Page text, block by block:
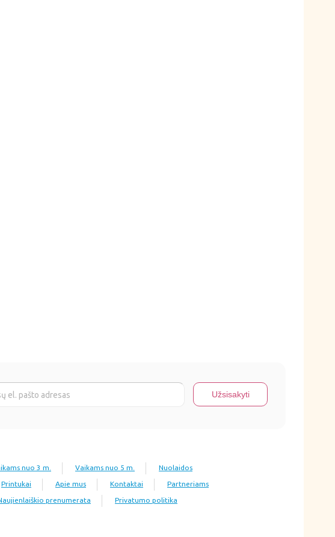
nuo 3 m. Vaikams nuo 5 m. Nuolaidos
Printukai Apie mus Kontaktai Partneriams
prenumerata Privatumo politika